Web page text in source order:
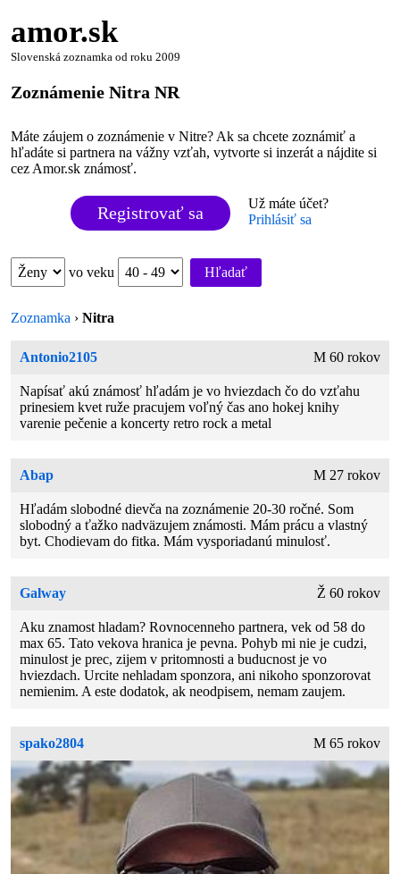
amor.sk
Slovenská zoznamka od roku 2009
Zoznámenie Nitra NR
Máte záujem o zoznámenie v Nitre? Ak sa chcete zoznámiť a
hľadáte si partnera na vážny vzťah, vytvorte si inzerát a nájdite si
cez Amor.sk známosť.
Registrovať sa
Už máte účet?
Prihlásiť sa
vo veku Hľadať
Zoznamka ›Nitra
Antonio2105 M 60 rokov
Napísať akú známosť hľadám je vo hviezdach čo do vzťahu
prinesiem kvet ruže pracujem voľný čas ano hokej knihy
varenie pečenie a koncerty retro rock a metal
Abap M 27 rokov
Hľadám slobodné dievča na zoznámenie 20-30 ročné. Som
slobodný a ťažko nadväzujem známosti. Mám prácu a vlastný
byt. Chodievam do fitka. Mám vysporiadanú minulosť.
Galway Ž 60 rokov
Aku znamost hladam? Rovnocenneho partnera, vek od 58 do
max 65. Tato vekova hranica je pevna. Pohyb mi nie je cudzi,
minulost je prec, zijem v pritomnosti a buducnost je vo
hviezdach. Urcite nehladam sponzora, ani nikoho sponzorovat
nemienim. A este dodatok, ak neodpisem, nemam zaujem.
spako2804 M 65 rokov